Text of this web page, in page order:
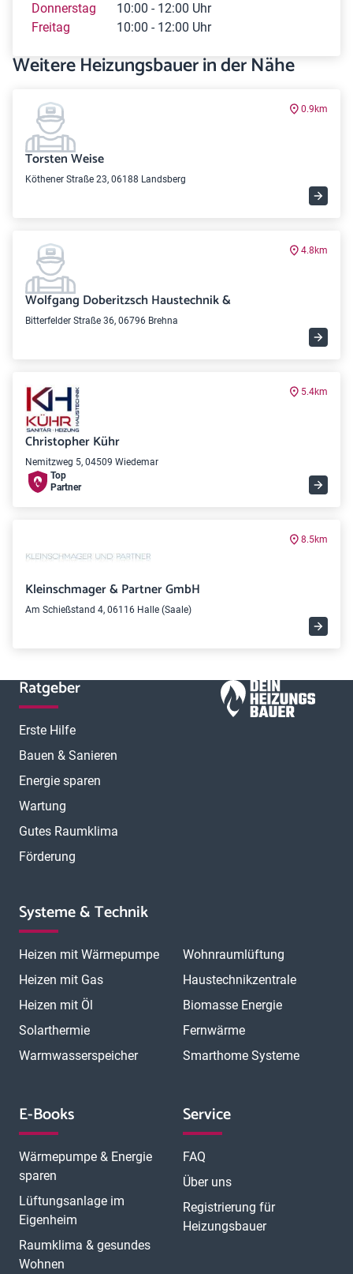
Donnerstag
10:00 - 12:00 Uhr
Freitag
10:00 - 12:00 Uhr
Weitere Heizungsbauer in der Nähe
0.9km
Torsten Weise
Köthener Straße 23, 06188 Landsberg
4.8km
Wolfgang Doberitzsch Haustechnik &
Bitterfelder Straße 36, 06796 Brehna
5.4km
Christopher Kühr
Nemitzweg 5, 04509 Wiedemar
Top
Partner
8.5km
Kleinschmager & Partner GmbH
Am Schießstand 4, 06116 Halle (Saale)
Ratgeber
Erste Hilfe
Bauen & Sanieren
Energie sparen
Wartung
Gutes Raumklima
Förderung
Systeme & Technik
Heizen mit Wärmepumpe
Heizen mit Gas
Heizen mit Öl
Solarthermie
Warmwasserspeicher
Wohnraumlüftung
Haustechnikzentrale
Biomasse Energie
Fernwärme
Smarthome Systeme
E-Books
Wärmepumpe & Energie
sparen
Lüftungsanlage im
Eigenheim
Raumklima & gesundes
Wohnen
Service
FAQ
Über uns
Registrierung für
Heizungsbauer